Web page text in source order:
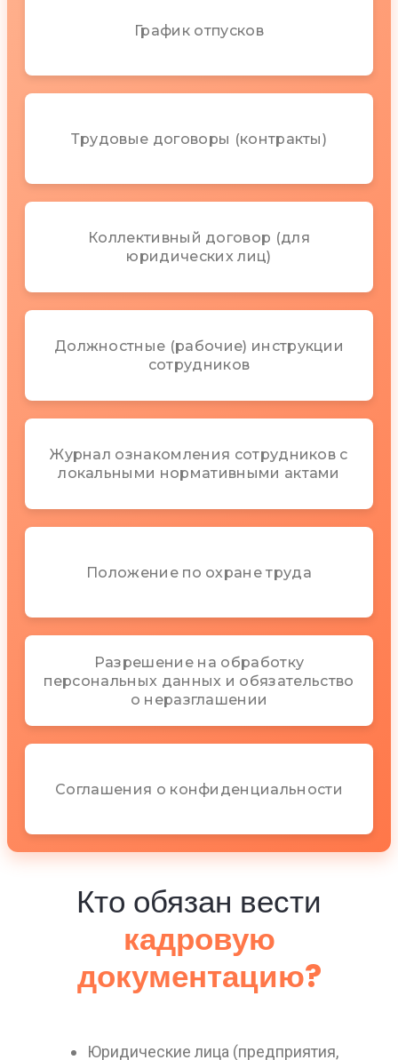
График отпусков
Трудовые договоры (контракты)
Коллективный договор (для
юридических лиц)
Должностные (рабочие) инструкции
сотрудников
Журнал ознакомления сотрудников с
локальными нормативными актами
Положение по охране труда
Разрешение на обработку
персональных данных и обязательство
о неразглашении
Соглашения о конфиденциальности
Кто обязан вести
кадровую
документацию?
Юридические лица (предприятия,